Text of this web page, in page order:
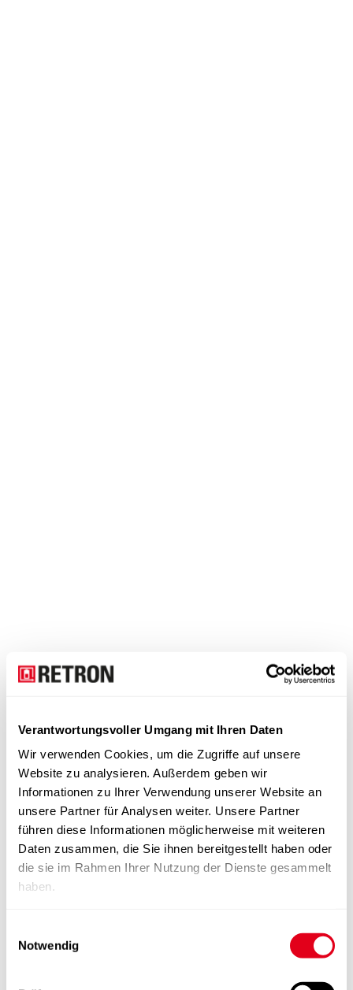
Verantwortungsvoller Umgang mit Ihren Daten
Wir verwenden Cookies, um die Zugriffe auf unsere
Website zu analysieren. Außerdem geben wir
Informationen zu Ihrer Verwendung unserer Website an
unsere Partner für Analysen weiter. Unsere Partner
führen diese Informationen möglicherweise mit weiteren
Daten zusammen, die Sie ihnen bereitgestellt haben oder
die sie im Rahmen Ihrer Nutzung der Dienste gesammelt
haben.
Notwendig